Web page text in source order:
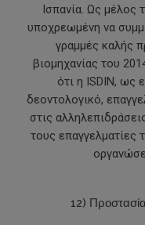
Ισπανία. Ως μέλος
υποχρεωμένη να
γραμμές καλής
βιομηχανίας του
ότι η ISDIN, ως
δεοντολογικό,
στις
τους επαγγελματίες
12)